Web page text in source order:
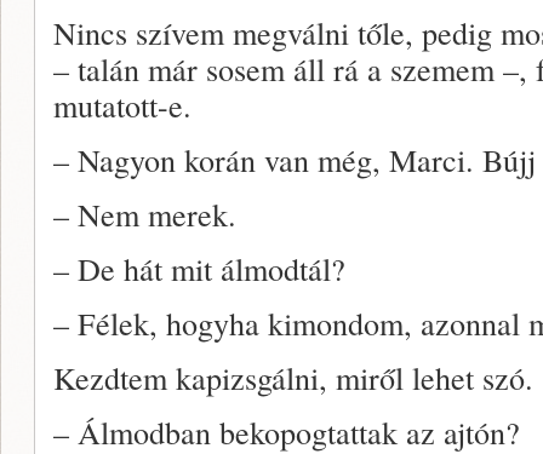
Nincs szívem megválni tőle, pedig
– talán már sosem áll rá a szemem
mutatott-e.
– Nagyon korán van még, Marci. Bújj
– Nem merek.
– De hát mit álmodtál?
– Félek, hogyha kimondom, azonnal
Kezdtem kapizsgálni, miről lehet szó.
– Álmodban bekopogtattak az ajtón?